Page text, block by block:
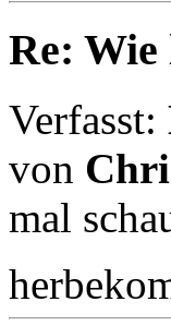
Re: Wie
Verfasst:
von
mal